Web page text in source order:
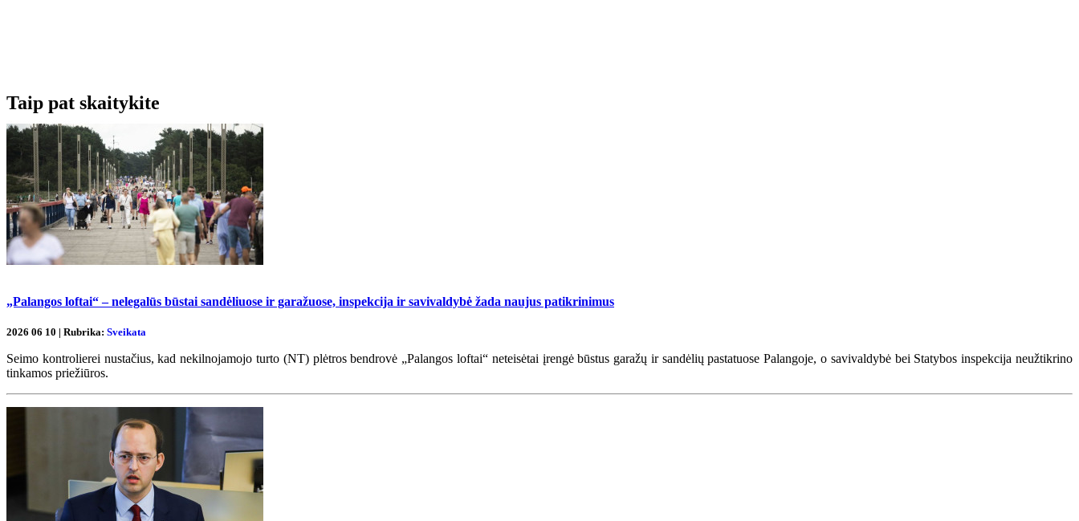
Taip pat skaitykite
„Palangos loftai“ – nelegalūs būstai sandėliuose ir garažuose, inspekcija ir savivaldybė žada naujus patikrinimus
2026 06 10 | Rubrika: Sveikata
Seimo kontrolierei nustačius, kad nekilnojamojo turto (NT) plėtros bendrovė „Palangos loftai“ neteisėtai įrengė būstus garažų ir sandėlių pastatuose Palangoje, o savivaldybė bei Statybos inspekcija neužtikrino
tinkamos priežiūros.